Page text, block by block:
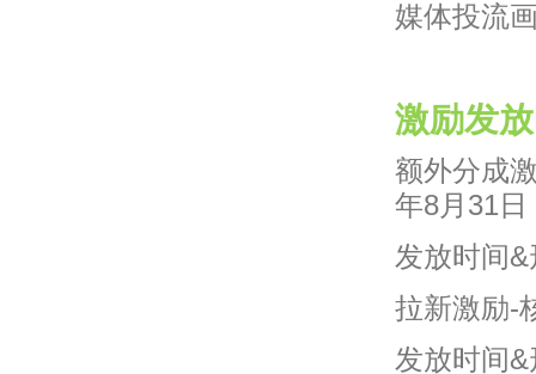
媒体投流
激励发
额外分成
年8月31日
发放时间
拉新激励-
发放时间